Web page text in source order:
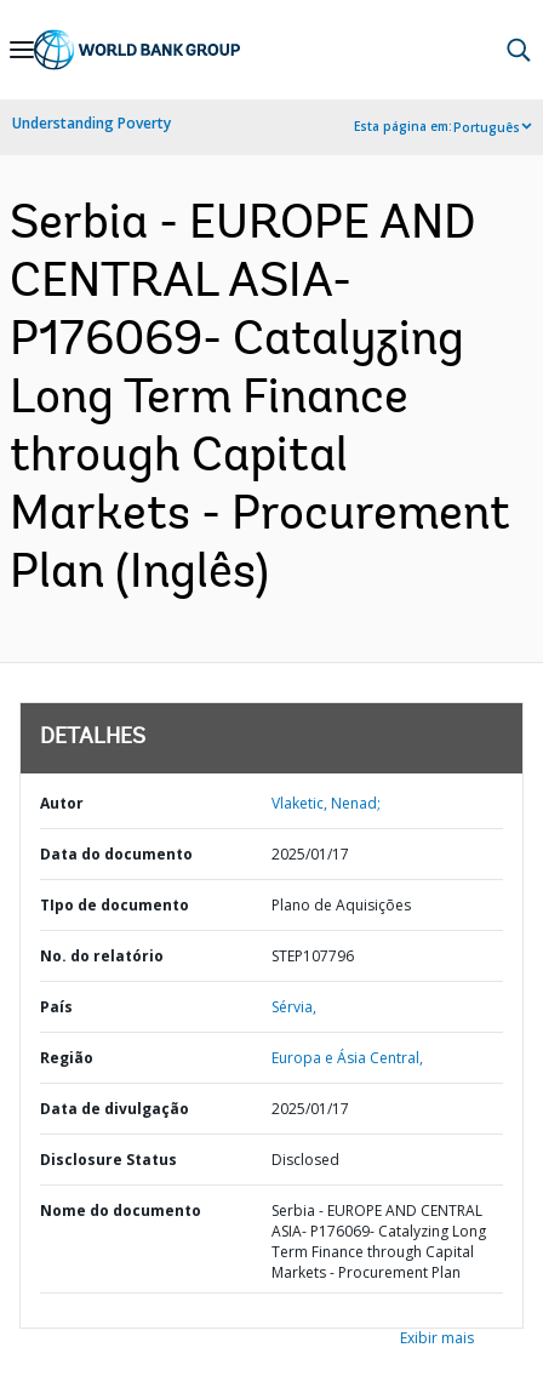
Skip
Navigation
Understanding Poverty Esta página em:Português
Serbia - EUROPE AND
CENTRAL ASIA-
P176069- Catalyzing
Long Term Finance
through Capital
Markets - Procurement
Plan (Inglês)
DETALHES
Autor Vlaketic, Nenad;
Data do documento 2025/01/17
TIpo de documento Plano de Aquisições
No. do relatório STEP107796
País Sérvia,
Região Europa e Ásia Central,
Data de divulgação 2025/01/17
Disclosure Status Disclosed
Nome do documento
Serbia - EUROPE AND CENTRAL
ASIA- P176069- Catalyzing Long
Term Finance through Capital
Markets - Procurement Plan
Exibir mais